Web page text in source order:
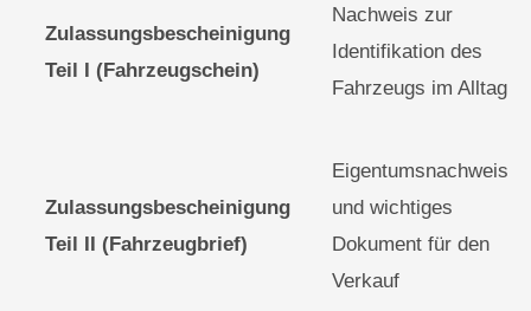
Zulassungsbescheinigung
Teil I (Fahrzeugschein)
Nachweis zur
Identifikation des
Fahrzeugs im Alltag
Zulassungsbescheinigung
Teil II (Fahrzeugbrief)
Eigentumsnachweis
und wichtiges
Dokument für den
Verkauf